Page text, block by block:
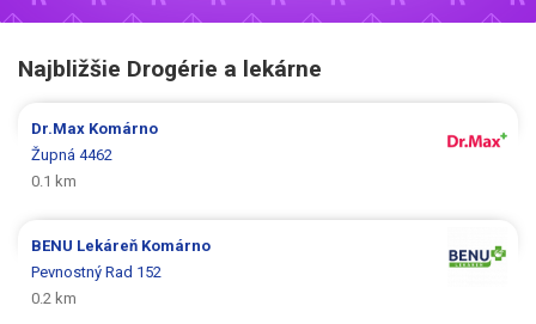
Najbližšie Drogérie a lekárne
Dr.Max Komárno
Župná 4462
0.1 km
BENU Lekáreň Komárno
Pevnostný Rad 152
0.2 km